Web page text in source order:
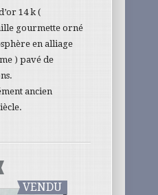
14 k (
gourmette orné
en alliage
) pavé de
ancien
VENDU